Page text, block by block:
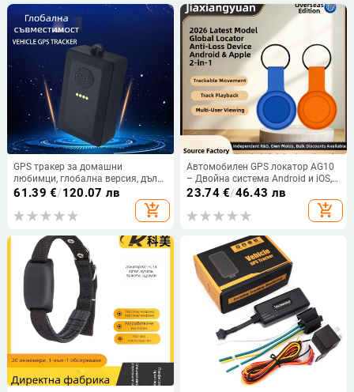
GPS тракер за домашни
любимци, глобална версия, дълъг
живот на батерията,
водоустойчив, презареждащ се
61.39 €/120.07 лв
add_shopping_cart
Автомобилен GPS локатор AG10
– Двойна система Android и iOS,
GPS точност 10 м, SOS аларма,
водоустойчив
23.74€/46.43 лв
add_shopping_cart